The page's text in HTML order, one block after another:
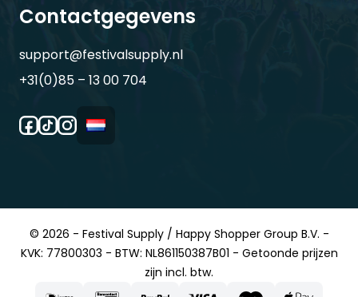
Contactgegevens
support@festivalsupply.nl
+31(0)85 – 13 00 704
© 2026 - Festival Supply / Happy Shopper Group B.V. -
KVK: 77800303 - BTW: NL861150387B01 - Getoonde prijzen
zijn incl. btw.